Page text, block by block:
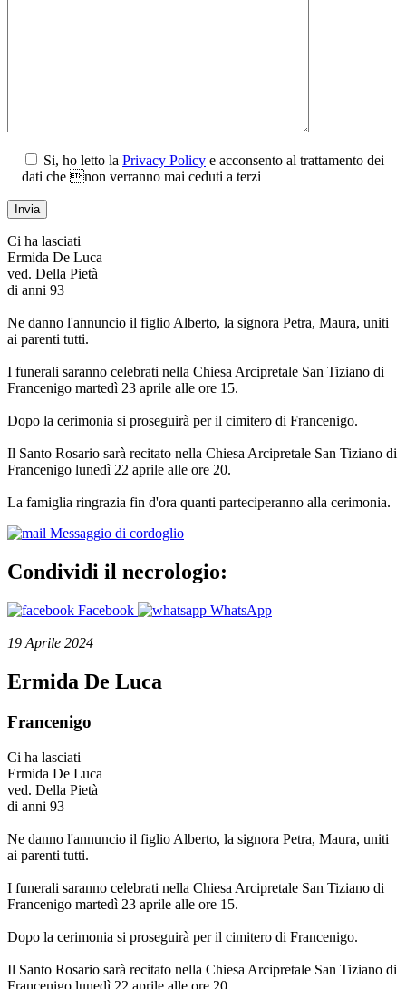
Si, ho letto la Privacy Policy e acconsento al trattamento dei
dati che non verranno mai ceduti a terzi
Ci ha lasciati
Ermida De Luca
ved. Della Pietà
di anni 93
Ne danno l'annuncio il figlio Alberto, la signora Petra, Maura, uniti
ai parenti tutti.
I funerali saranno celebrati nella Chiesa Arcipretale San Tiziano di
Francenigo martedì 23 aprile alle ore 15.
Dopo la cerimonia si proseguirà per il cimitero di Francenigo.
Il Santo Rosario sarà recitato nella Chiesa Arcipretale San Tiziano di
Francenigo lunedì 22 aprile alle ore 20.
La famiglia ringrazia fin d'ora quanti parteciperanno alla cerimonia.
Messaggio di cordoglio
Condividi il necrologio:
Facebook WhatsApp
19 Aprile 2024
Ermida De Luca
Francenigo
Ci ha lasciati
Ermida De Luca
ved. Della Pietà
di anni 93
Ne danno l'annuncio il figlio Alberto, la signora Petra, Maura, uniti
ai parenti tutti.
I funerali saranno celebrati nella Chiesa Arcipretale San Tiziano di
Francenigo martedì 23 aprile alle ore 15.
Dopo la cerimonia si proseguirà per il cimitero di Francenigo.
Il Santo Rosario sarà recitato nella Chiesa Arcipretale San Tiziano di
Francenigo lunedì 22 aprile alle ore 20.